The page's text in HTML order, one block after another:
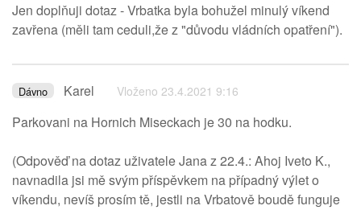
Jen doplňuji dotaz - Vrbatka byla bohužel minulý víkend
zavřena (měli tam ceduli,že z "důvodu vládních opatření").
Dávno Karel Vloženo 23.4.2021 9:16
Parkovani na Hornich Miseckach je 30 na hodku.
(Odpověď na dotaz uživatele Jana z 22.4.: Ahoj Iveto K.,
navnadila jsi mě svým příspěvkem na případný výlet o
víkendu, nevíš prosím tě, jestli na Vrbatově boudě funguje